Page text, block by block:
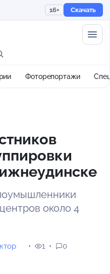
16+ Скачать
Фоторепортажи
около 4
1 0